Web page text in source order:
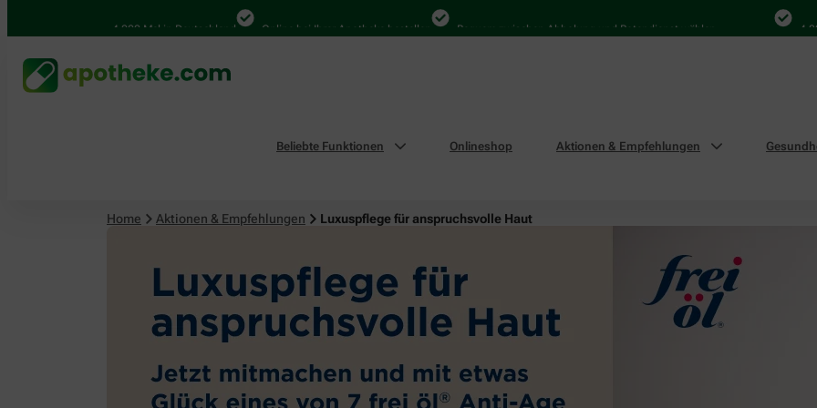
4.000 Mal in Deutschland Online bei Ihrer Apotheke bestellen Bequem zwischen Abholung und Botendienst wählen 4.000
Beliebte Funktionen Onlineshop Aktionen & Empfehlungen
Home Aktionen & Empfehlungen Luxuspflege für anspruchsvolle Haut